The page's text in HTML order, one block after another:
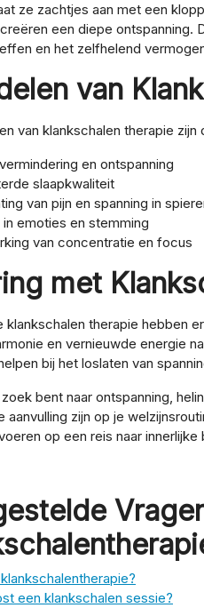
ze zachtjes aan met een
een diepe ontspanning.
en het zelfhelend
van
van klankschalen therapie
en ontspanning
slaapkwaliteit
van pijn en spanning in
in emoties en stemming
van concentratie en focus
met
klankschalen therapie hebben
en vernieuwde energie
bij het loslaten van
bent naar ontspanning,
aanvulling zijn op je
op een reis naar innerlijke
een klankschalen sessie?